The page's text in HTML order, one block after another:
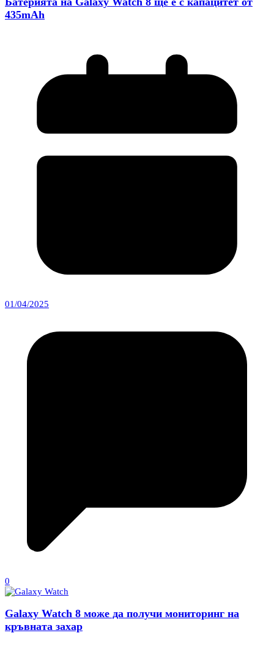
435mAh
01/04/2025
0
Galaxy Watch 8 може да получи мониторинг на
кръвната захар